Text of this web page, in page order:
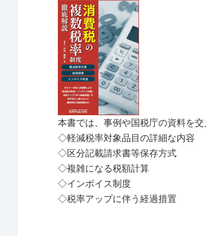
本書では、事例や国税庁の資料を
◇軽減税率対象品目の詳細な内容
◇区分記載請求書等保存方式
◇複雑になる税額計算
◇インボイス制度
◇税率アップに伴う経過措置